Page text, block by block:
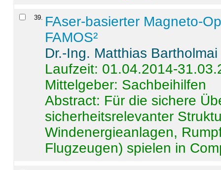
39. FAser-basierter Magneto-
FAMOS²
Dr.-Ing. Matthias Bartholmai
Laufzeit: 01.04.2014-
Mittelgeber: Sachbeihilfen
Abstract: Für die sichere
sicherheitsrelevanter
Windenergieanlagen,
Flugzeugen) spielen in